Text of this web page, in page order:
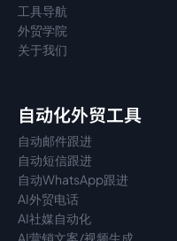
工具导航
外贸学院
关于我们
自动化外贸工具
自动邮件跟进
自动短信跟进
自动WhatsApp跟进
AI外贸电话
AI社媒自动化
AI营销文案/视频生成